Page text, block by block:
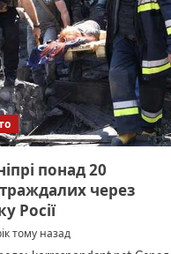
городники
поділились
дієвими
методами
понад 20
через
Росії
тому назад